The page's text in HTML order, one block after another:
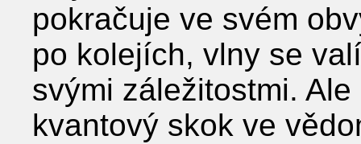
pokračuje ve svém
po kolejích, vlny se
svými záležitostmi.
kvantový skok ve